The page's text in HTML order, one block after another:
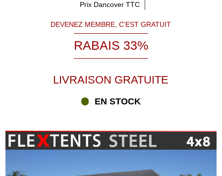
Prix Dancover TTC
DEVENEZ MEMBRE, C’EST GRATUIT
RABAIS 33%
LIVRAISON GRATUITE
EN STOCK